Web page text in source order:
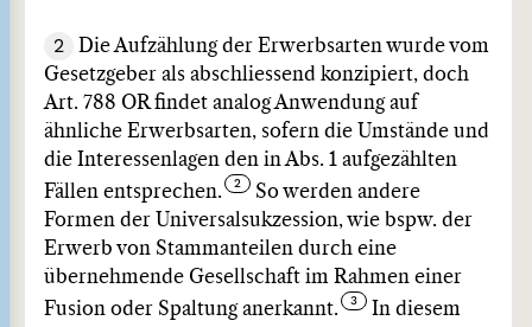
2
Die Aufzählung der Erwerbsarten wurde vom
Gesetzgeber als abschliessend konzipiert, doch
Art. 788 OR findet analog Anwendung auf
ähnliche Erwerbsarten, sofern die Umstände und
die Interessenlagen den in Abs. 1 aufgezählten
Fällen entsprechen.
So werden andere
Formen der Universalsukzession, wie bspw. der
Erwerb von Stammanteilen durch eine
übernehmende Gesellschaft im Rahmen einer
Fusion oder Spaltung anerkannt.
In diesem